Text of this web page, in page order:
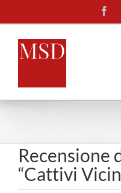
al
contenuto
Recensione
“Cattivi